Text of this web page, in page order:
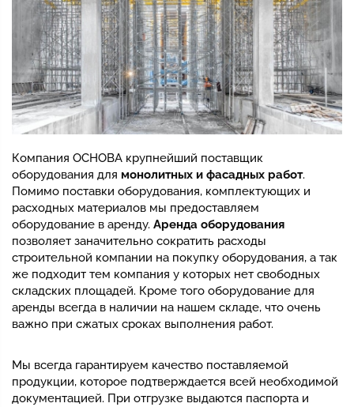
Компания ОСНОВА крупнейший поставщик
оборудования для монолитных и фасадных работ.
Помимо поставки оборудования, комплектующих и
расходных материалов мы предоставляем
оборудование в аренду. Аренда оборудования
позволяет заначительно сократить расходы
строительной компании на покупку оборудования, а так
же подходит тем компания у которых нет свободных
складских площадей. Кроме того оборудование для
аренды всегда в наличии на нашем складе, что очень
важно при сжатых сроках выполнения работ.
Мы всегда гарантируем качество поставляемой
продукции, которое подтверждается всей необходимой
документацией. При отгрузке выдаются паспорта и